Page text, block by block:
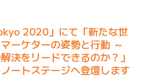
2020」にて「新たな世
ーケターの姿勢と行動 ～
決をリードできるのか？」
ートステージへ登壇します